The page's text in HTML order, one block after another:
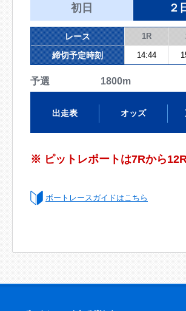
初日 ２
レース 1R
締切予定時刻 14:44
予選 1800m
出走表 オッズ
※ ピットレポートは7Rから
ボートレースガイドはこちら